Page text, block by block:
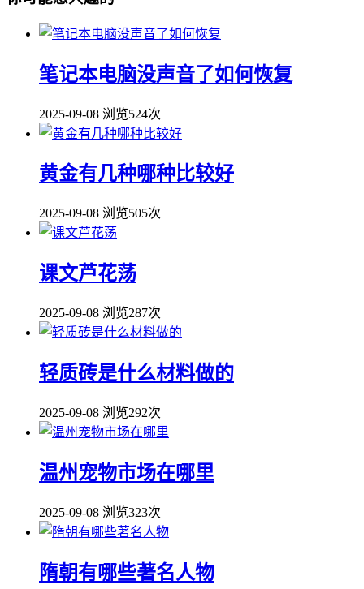
笔记本电脑没声音了如何恢复
2025-09-08 浏览524次
黄金有几种哪种比较好
2025-09-08 浏览505次
课文芦花荡
2025-09-08 浏览287次
轻质砖是什么材料做的
2025-09-08 浏览292次
温州宠物市场在哪里
2025-09-08 浏览323次
隋朝有哪些著名人物